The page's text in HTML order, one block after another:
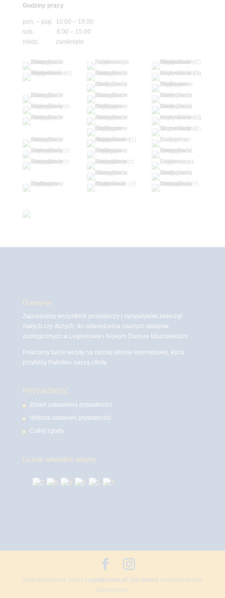
Godziny pracy
pon. – piąt. 10.00 – 19.00
sob. 8.00 – 15.00
niedz. zamknięte
O witrynie
Zapraszamy wszystkich posiadaczy i sympatyków zwierząt
małych czy dużych, do odwiedzenia naszych sklepów
zoologicznych w Legionowie i Nowym Dworze Mazowieckim
Polecamy także wizytę na naszej stronie internetowej, która
przybliży Państwu naszą ofertę.
PRYWATNOŚĆ
Zmień ustawienia prywatności
Historia ustawień prywatności
Cofnij zgody
Licznik odwiedzin witryny
Zaprojektowane przez LegioBiznes.pl/ Zoo Nemowszelkie prawa
zastrzeżone